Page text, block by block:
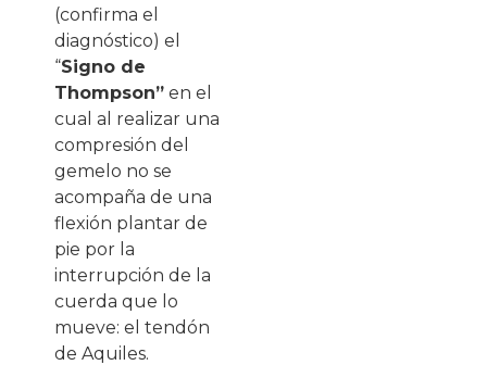
(confirma el
diagnóstico) el
“Signo de
Thompson” en el
cual al realizar una
compresión del
gemelo no se
acompaña de una
flexión plantar de
pie por la
interrupción de la
cuerda que lo
mueve: el tendón
de Aquiles.